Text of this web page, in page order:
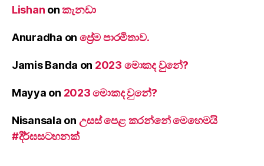
Lishan onකැනඩා
Anuradha on ප්‍රේම පාරමිතාව.
Jamis Banda on 2023 මොකද වුනේ?
Mayya on 2023 මොකද වුනේ?
Nisansala on උසස් පෙළ කරන්නේ මෙහෙමයි
#දීර්ඝසටහනක්